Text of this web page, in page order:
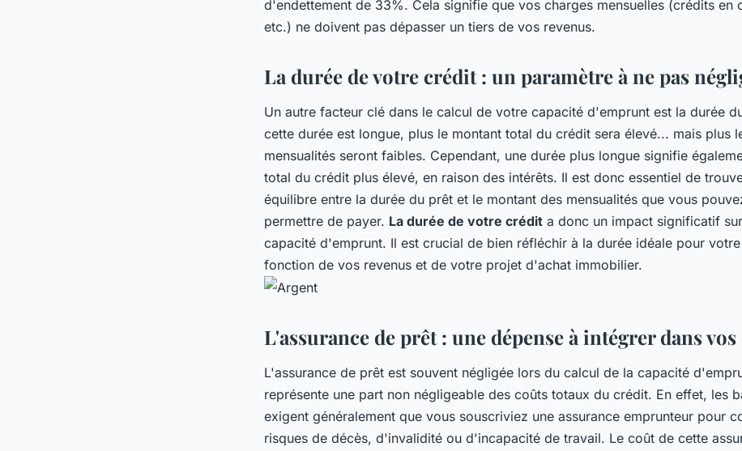
d'endettement de 33%. Cela signifie que vos charges mensuelles (crédits en
etc.) ne doivent pas dépasser un tiers de vos revenus.
La durée de votre crédit : un paramètre à ne pas
Un autre facteur clé dans le calcul de votre capacité d'emprunt est la durée
cette durée est longue, plus le montant total du crédit sera élevé... mais plus
mensualités seront faibles. Cependant, une durée plus longue signifie
total du crédit plus élevé, en raison des intérêts. Il est donc essentiel de
équilibre entre la durée du prêt et le montant des mensualités que vous
permettre de payer. La durée de votre crédit a donc un impact significatif
capacité d'emprunt. Il est crucial de bien réfléchir à la durée idéale pour
fonction de vos revenus et de votre projet d'achat immobilier.
L'assurance de prêt : une dépense à intégrer dans
L'assurance de prêt est souvent négligée lors du calcul de la capacité
représente une part non négligeable des coûts totaux du crédit. En effet, les
exigent généralement que vous souscriviez une assurance emprunteur pour
risques de décès, d'invalidité ou d'incapacité de travail. Le coût de cette